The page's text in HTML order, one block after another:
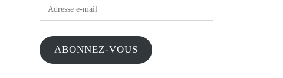
Adresse
e-
ABONNEZ-VOUS